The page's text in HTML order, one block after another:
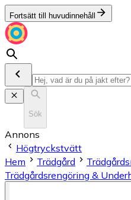
Fortsätt till huvudinnehåll
Sök
Annons
Högtryckstvätt
Hem
Trädgård
Trädgårdsrengöring &